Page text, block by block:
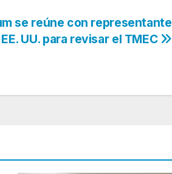
se reúne con representante
UU. para revisar el TMEC